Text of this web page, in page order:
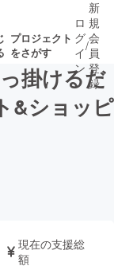
プロジェクト
をさがす
いプ
ロ
グ
イ
ン
/
新
規
会
員
登
録
掛けるだ
&ショッピ
現在の支援総
額